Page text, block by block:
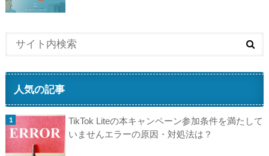
人気の記事
TikTok Liteの本キャンペーン参加条件を満たして
いませんエラーの原因・対処法は？